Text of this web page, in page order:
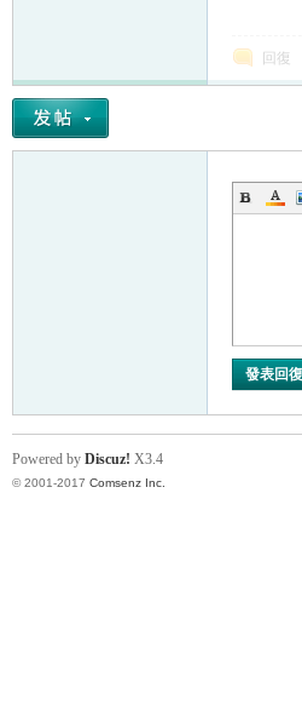
回復
發表回復
Powered by Discuz! X3.4
© 2001-2017 Comsenz Inc.